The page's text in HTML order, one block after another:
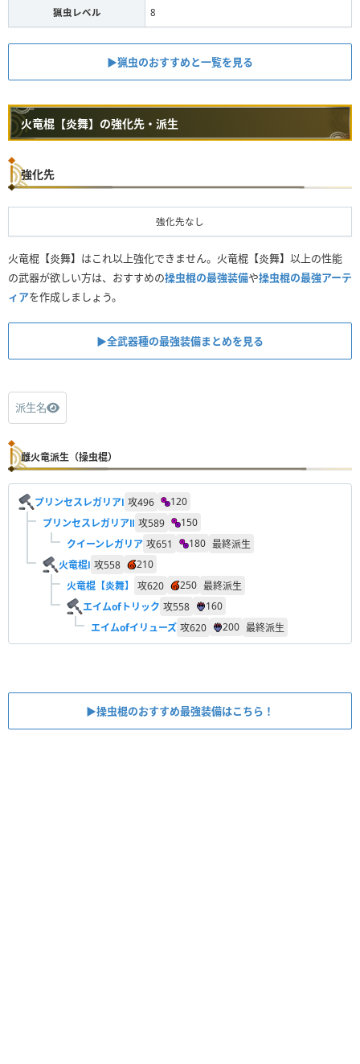
猟虫レベル 8
▶︎猟虫のおすすめと一覧を見る
火竜棍【炎舞】の強化先・派生
強化先
強化先なし
火竜棍【炎舞】はこれ以上強化できません。火竜棍【炎舞】以上の性能
の武器が欲しい方は、おすすめの操虫棍の最強装備や操虫棍の最強アーテ
ィアを作成しましょう。
▶︎全武器種の最強装備まとめを見る
派生名
雌火竜派生（操虫棍）
プリンセスレガリアⅠ 攻496
120
プリンセスレガリアⅡ 攻589
150
クイーンレガリア 攻651 180 最終派生
火竜棍Ⅰ 攻558
210
火竜棍【炎舞】
攻620 250 最終派生
エイムofトリック 攻558
160
エイムofイリューズ 攻620 200 最終派生
▶︎操虫棍のおすすめ最強装備はこちら！